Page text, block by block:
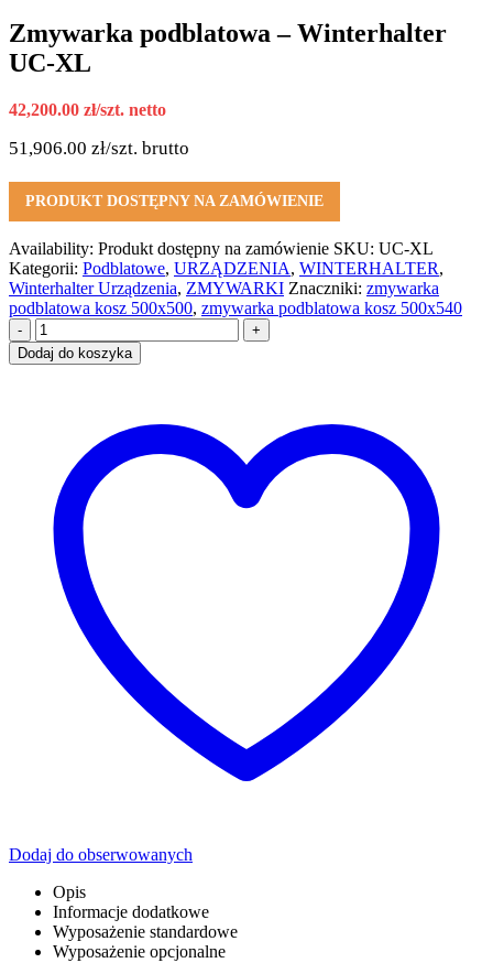
Zmywarka podblatowa – Winterhalter
UC-XL
42,200.00 zł/szt. netto
51,906.00 zł/szt. brutto
PRODUKT DOSTĘPNY NA ZAMÓWIENIE
Availability: Produkt dostępny na zamówienie SKU: UC-XL
Kategorii: Podblatowe, URZĄDZENIA, WINTERHALTER,
Winterhalter Urządzenia, ZMYWARKI Znaczniki: zmywarka
podblatowa kosz 500x500, zmywarka podblatowa kosz 500x540
-
+
Dodaj do koszyka
Dodaj do obserwowanych
Opis
Informacje dodatkowe
Wyposażenie standardowe
Wyposażenie opcjonalne